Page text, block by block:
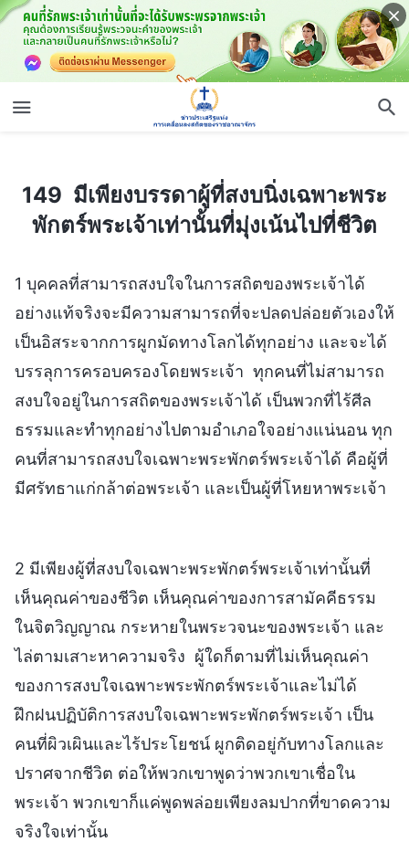
149 มีเพียงบรรดาผู้ที่สงบนิ่งเฉพาะพระ
พักตร์พระเจ้าเท่านั้นที่มุ่งเน้นไปที่ชีวิต
1 บุคคลที่สามารถสงบใจในการสถิตของพระเจ้าได้
อย่างแท้จริงจะมีความสามารถที่จะปลดปล่อยตัวเองให้
เป็นอิสระจากการผูกมัดทางโลกได้ทุกอย่าง และจะได้
บรรลุการครอบครองโดยพระเจ้า ทุกคนที่ไม่สามารถ
สงบใจอยู่ในการสถิตของพระเจ้าได้ เป็นพวกที่ไร้ศีล
ธรรมและทำทุกอย่างไปตามอำเภอใจอย่างแน่นอน ทุก
คนที่สามารถสงบใจเฉพาะพระพักตร์พระเจ้าได้ คือผู้ที่
มีศรัทธาแก่กล้าต่อพระเจ้า และเป็นผู้ที่โหยหาพระเจ้า
2 มีเพียงผู้ที่สงบใจเฉพาะพระพักตร์พระเจ้าเท่านั้นที่
เห็นคุณค่าของชีวิต เห็นคุณค่าของการสามัคคีธรรม
ในจิตวิญญาณ กระหายในพระวจนะของพระเจ้า และ
ไล่ตามเสาะหาความจริง ผู้ใดก็ตามที่ไม่เห็นคุณค่า
ของการสงบใจเฉพาะพระพักตร์พระเจ้าและไม่ได้
ฝึกฝนปฏิบัติการสงบใจเฉพาะพระพักตร์พระเจ้า เป็น
คนที่ผิวเผินและไร้ประโยชน์ ผูกติดอยู่กับทางโลกและ
ปราศจากชีวิต ต่อให้พวกเขาพูดว่าพวกเขาเชื่อใน
พระเจ้า พวกเขาก็แค่พูดพล่อยเพียงลมปากที่ขาดความ
จริงใจเท่านั้น